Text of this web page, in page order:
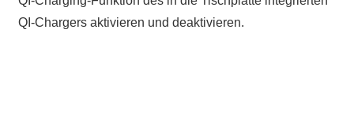
QI-Chargers aktivieren und deaktivieren.